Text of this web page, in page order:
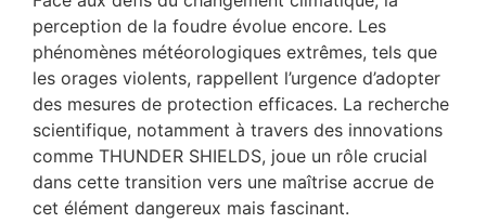
perception de la foudre évolue encore. Les
phénomènes météorologiques extrêmes, tels que
les orages violents, rappellent l’urgence d’adopter
des mesures de protection efficaces. La recherche
scientifique, notamment à travers des innovations
comme THUNDER SHIELDS, joue un rôle crucial
dans cette transition vers une maîtrise accrue de
cet élément dangereux mais fascinant.